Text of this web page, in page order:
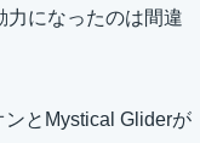
力になったのは間違
とMystical Gliderが